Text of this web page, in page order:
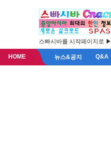
스빠시바를 시작페이지로 ▶
HOME 뉴스&공지 Q&A